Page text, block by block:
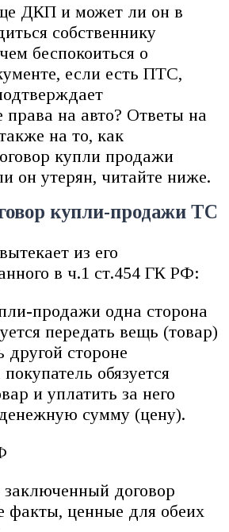
ДКП и может ли он в
собственнику
беспокоиться о
если есть ПТС,
на авто? Ответы на
на то, как
купли продажи
он утерян, читайте ниже.
купли-продажи ТС
из его
в ч.1 ст.454 ГК РФ:
продажи одна сторона
передать вещь (товар)
другой стороне
обязуется
и уплатить за него
сумму (цену).
договор
факты, ценные для обеих